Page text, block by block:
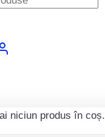
niciun produs în coș.